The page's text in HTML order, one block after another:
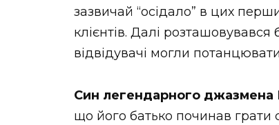
зазвичай “осідало” в цих
клієнтів. Далі
відвідувачі могли
Син легендарного
що його батько починав грати